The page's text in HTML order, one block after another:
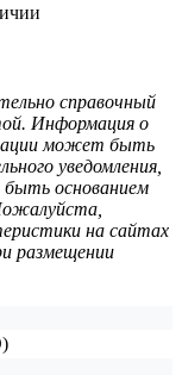
справочный
Информация о
может быть
уведомления,
основанием
на сайтах
размещении